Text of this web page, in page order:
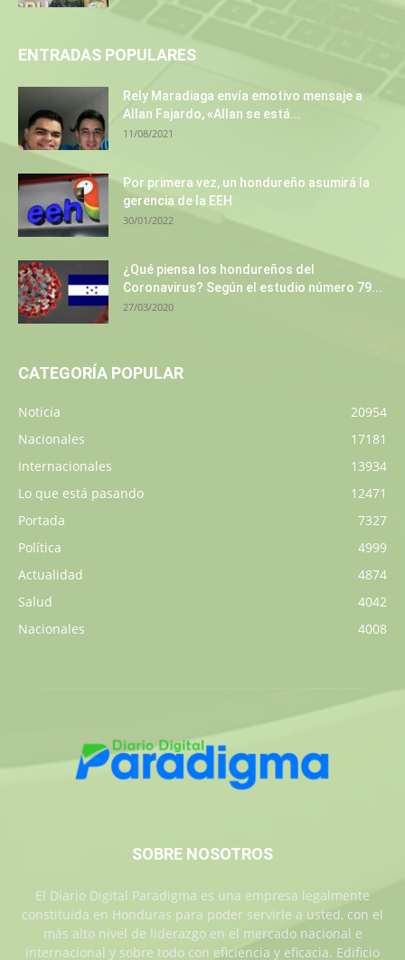
ENTRADAS POPULARES
Rely Maradiaga envía emotivo mensaje a
Allan Fajardo, «Allan se está...
11/08/2021
Por primera vez, un hondureño asumirá la
gerencia de la EEH
30/01/2022
¿Qué piensa los hondureños del
Coronavirus? Según el estudio número 79...
27/03/2020
CATEGORÍA POPULAR
Noticia
20954
Nacionales
17181
Internacionales
13934
Lo que está pasando
12471
Portada
7327
Política
4999
Actualidad
4874
Salud
4042
Nacionales
4008
SOBRE NOSOTROS
El Diario Digital Paradigma es una empresa legalmente
constituida en Honduras para poder servirle a usted, con el
más alto nivel de liderazgo en el mercado nacional e
internacional y sobre todo con eficiencia y eficacia. Edificio